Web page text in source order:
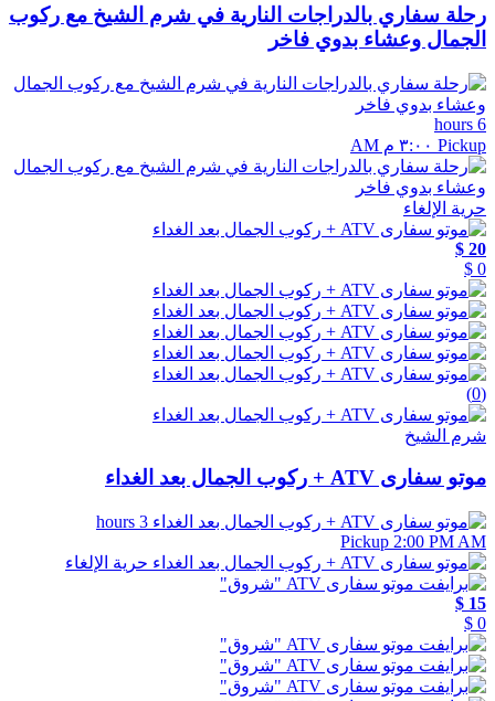
رحلة سفاري بالدراجات النارية في شرم الشيخ مع ركوب
الجمال وعشاء بدوي فاخر
6 hours
Pickup ٣:٠٠ م AM
حرية الإلغاء
20 $
0 $
(0)
شرم الشيخ
موتو سفارى ATV + ركوب الجمال بعد الغداء
3 hours
Pickup 2:00 PM AM
حرية الإلغاء
15 $
0 $